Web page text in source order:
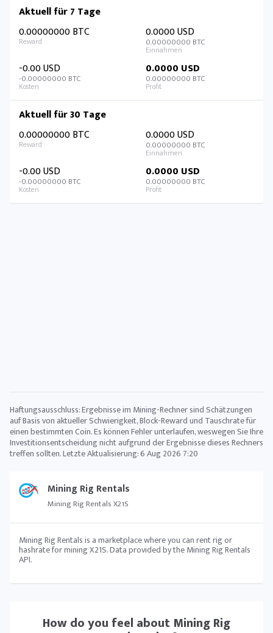
Mining Rig Rentals
Mining Rig Rentals X21S
Mining Rig Rentals is a marketplace where you can rent rig or
hashrate for mining X21S. Data provided by the Mining Rig Rentals
API.
How do you feel about Mining Rig
Aktuell für 7 Tage
0.00000000 BTC
0.0000 USD
0.00000000 BTC
-0.00 USD
-0.00000000 BTC
0.0000 USD
0.00000000 BTC
Aktuell für 30 Tage
0.00000000 BTC
0.0000 USD
0.00000000 BTC
-0.00 USD
-0.00000000 BTC
0.0000 USD
0.00000000 BTC
Haftungsausschluss: Ergebnisse im Mining-Rechner sind Schätzungen
auf Basis von aktueller Schwierigkeit, Block-Reward und Tauschrate für
einen bestimmten Coin. Es können Fehler unterlaufen, weswegen Sie Ihre
Investitionsentscheidung nicht aufgrund der Ergebnisse dieses Rechners
treffen sollten. Letzte Aktualisierung:6 Aug 2026 7:20